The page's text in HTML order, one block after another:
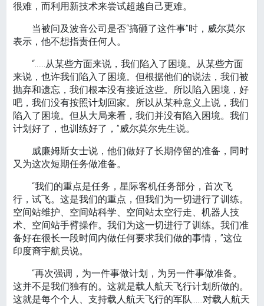
很难，而利用新技术来尝试超越自己更难。
当被问及波音公司是否“搞砸了这件事”时，威尔莫尔
表示，他不想指责任何人。
“……从某些方面来说，我们陷入了困境。从某些方面
来说，也许我们陷入了困境。但根据他们的说法，我们被
抛弃和遗忘，我们根本没有接近这些。所以陷入困境，好
吧，我们没有按照计划回家。所以从某种意义上说，我们
陷入了困境。但从大局来看，我们并没有陷入困境。我们
计划好了，也训练好了，”威尔莫尔先生说。
威廉姆斯女士说，他们做好了长期停留的准备，同时
又为这次短期任务做准备。
“我们的重点是任务，星际客机任务部分，首次飞
行，试飞。这是我们的重点，但我们为一切进行了训练。
空间站维护、空间站科学、空间站太空行走、机器人技
术、空间站手臂操作。我们为这一切进行了训练。我们准
备好在很长一段时间内做任何要求我们做的事情，”这位
印度裔宇航员说。
“再次强调，为一件事做计划，为另一件事做准备。
这并不是我们独有的。这就是载人航天飞行计划所做的。
这就是每个个人、支持载人航天飞行的军队……对载人航天